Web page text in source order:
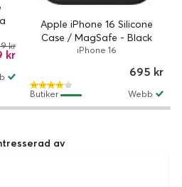
kr
kr
Apple iPhone 16 Silicone
Case / MagSafe - Black
iPhone 16
695 kr
Webb
Butiker
av